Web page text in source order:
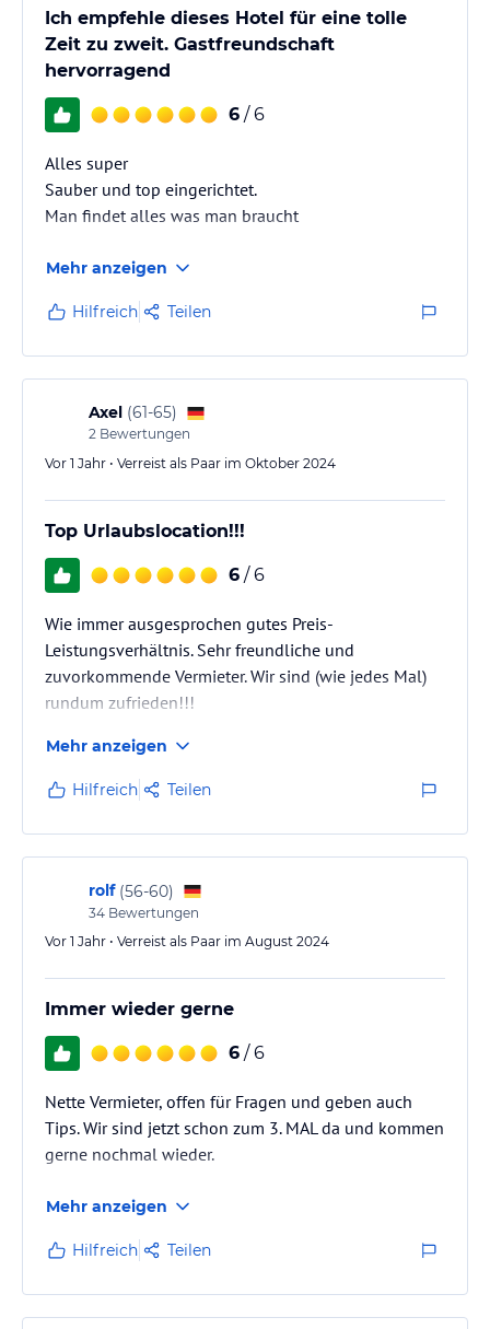
Ich empfehle dieses Hotel für eine tolle
Zeit zu zweit. Gastfreundschaft
hervorragend
6 / 6
Alles super
Sauber und top eingerichtet.
Man findet alles was man braucht
Mehr anzeigen
Hilfreich Teilen
Axel (61-65)
2 Bewertungen
Vor 1 Jahr • Verreist als Paar im Oktober 2024
Top Urlaubslocation!!!
6 / 6
Wie immer ausgesprochen gutes Preis-
Leistungsverhältnis. Sehr freundliche und
zuvorkommende Vermieter. Wir sind (wie jedes Mal)
rundum zufrieden!!!
Mehr anzeigen
Hilfreich Teilen
rolf (56-60)
34 Bewertungen
Vor 1 Jahr • Verreist als Paar im August 2024
Immer wieder gerne
6 / 6
Nette Vermieter, offen für Fragen und geben auch
Tips. Wir sind jetzt schon zum 3. MAL da und kommen
gerne nochmal wieder.
Mehr anzeigen
Hilfreich Teilen